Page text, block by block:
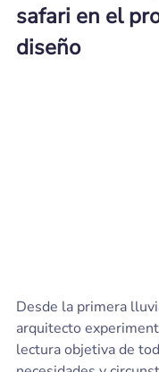
safari en el
diseño
Desde la primera
arquitecto
lectura objetiva de